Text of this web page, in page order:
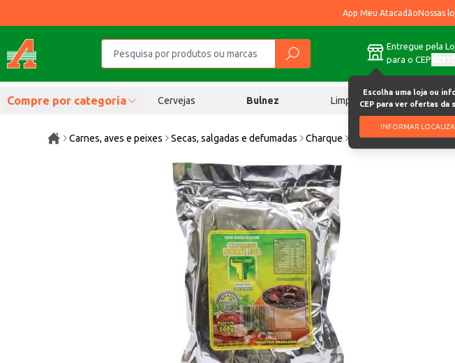
App Meu AtacadãoNossas
Entregue pela
para o CEP
Escolha uma loja ou
CEP para ver ofertas da
INFORMAR
Compre por categoria Cervejas Bulnez Limpeza
Carnes, aves e peixes Secas, salgadas e defumadas Charque Charque Norte Sul 500g